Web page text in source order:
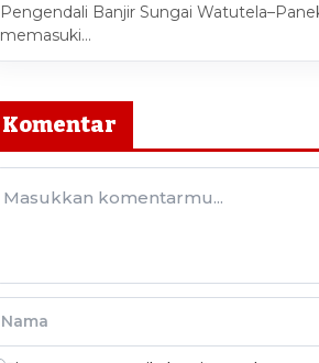
Pengendali Banjir Sungai
memasuki…
Komentar